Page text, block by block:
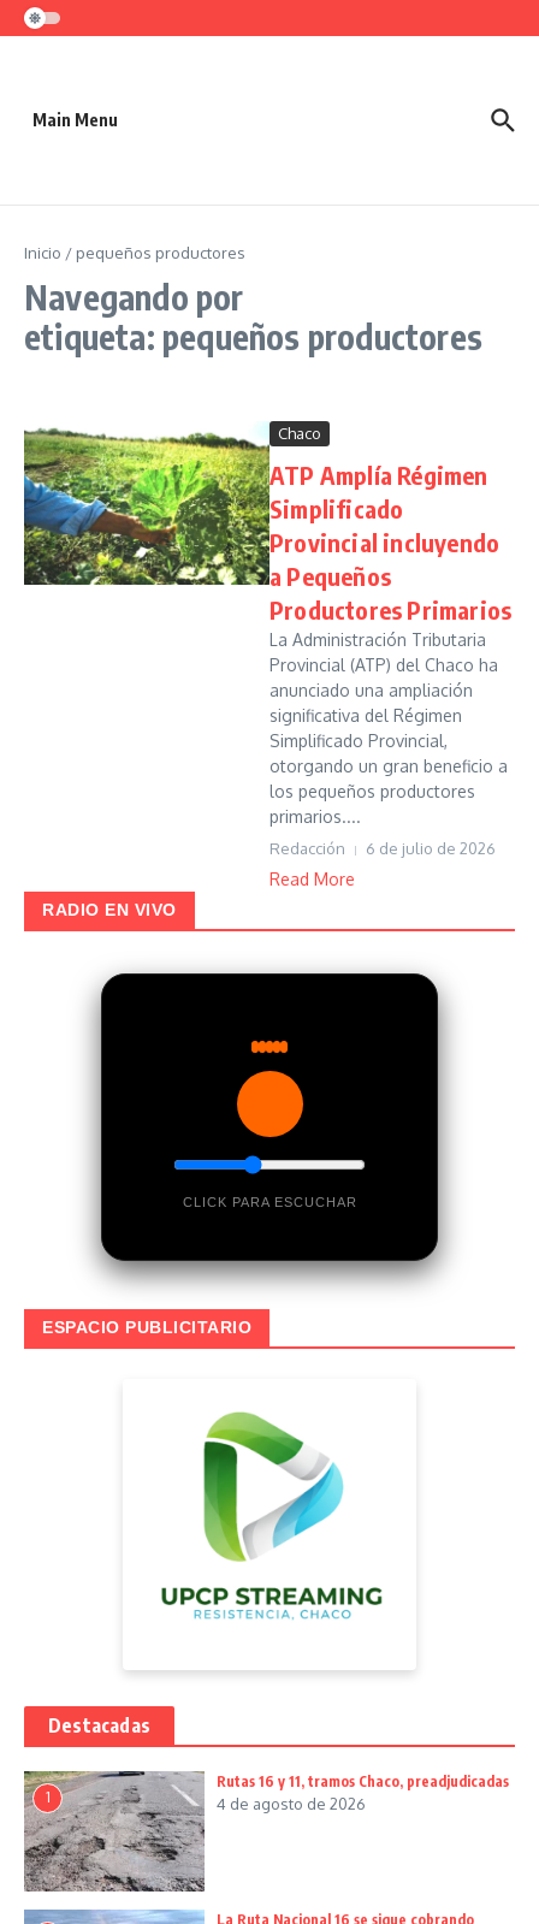
Saltar al contenido
Main Menu
Inicio / pequeños productores
Navegando por
etiqueta: pequeños productores
Chaco
ATP Amplía Régimen
Simplificado
Provincial incluyendo
a Pequeños
Productores Primarios
La Administración Tributaria
Provincial (ATP) del Chaco ha
anunciado una ampliación
significativa del Régimen
Simplificado Provincial,
otorgando un gran beneficio a
los pequeños productores
primarios....
Redacción 6 de julio de 2026
Read More
RADIO EN VIVO
CLICK PARA ESCUCHAR
ESPACIO PUBLICITARIO
Destacadas
1
Rutas 16 y 11, tramos Chaco, preadjudicadas
4 de agosto de 2026
La Ruta Nacional 16 se sigue cobrando